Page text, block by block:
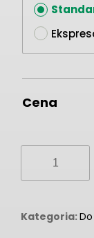
Cena
z
Kategoria: